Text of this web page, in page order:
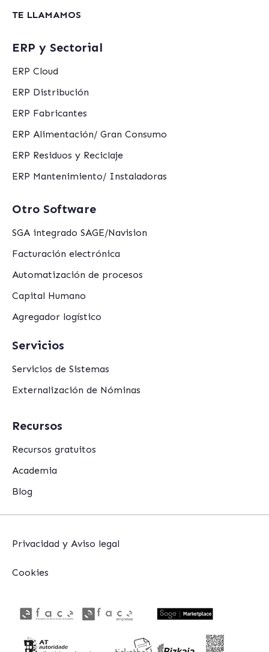
TE LLAMAMOS
ERP y Sectorial
ERP Cloud
ERP Distribución
ERP Fabricantes
ERP Alimentación/ Gran Consumo
ERP Residuos y Reciclaje
ERP Mantenimiento/ Instaladoras
Otro Software
SGA integrado SAGE/Navision
Facturación electrónica
Automatización de procesos
Capital Humano
Agregador logístico
Servicios
Servicios de Sistemas
Externalización de Nóminas
Recursos
Recursos gratuitos
Academia
Blog
Privacidad y Aviso legal
Cookies